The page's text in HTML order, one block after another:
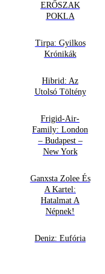
ERŐSZAK
POKLA
Tirpa: Gyilkos
Krónikák
Hibrid: Az
Utolsó Töltény
Frigid-Air-
Family: London
– Budapest –
New York
Ganxsta Zolee És
A Kartel:
Hatalmat A
Népnek!
Deniz: Eufória